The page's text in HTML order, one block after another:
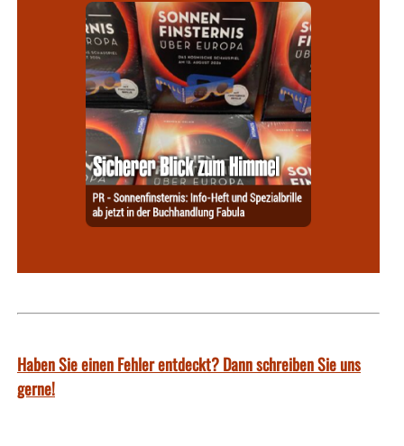
Haben Sie einen Fehler entdeckt? Dann schreiben Sie uns
gerne!